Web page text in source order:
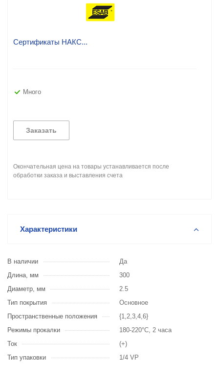
Сертификаты НАКС...
Много
Заказать
Окончательная цена на товары устанавливается после
обработки заказа и выставления счета
Характеристики
В наличии
Да
Длина, мм
300
Диаметр, мм
2.5
Тип покрытия
Основное
Пространственные положения
{1,2,3,4,6}
Режимы прокалки
180-220°С, 2 часа
Ток
(+)
Тип упаковки
1/4 VP